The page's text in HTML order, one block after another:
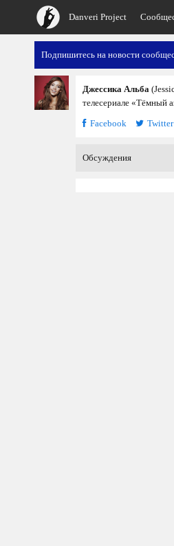
Danveri Project
Подпишитесь на новости
Джессика Альба
телесериале «Тёмный
Facebook
Twitter
Обсуждения